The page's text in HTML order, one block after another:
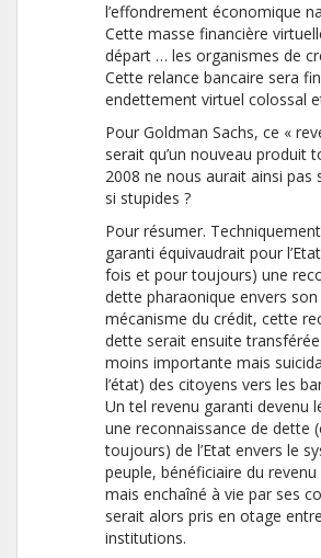
l’effondrement économique
Cette masse financière
départ … les organismes de
Cette relance bancaire sera
endettement virtuel colossal
Pour Goldman Sachs, ce «
serait qu’un nouveau produit
2008 ne nous aurait ainsi pas
si stupides ?
Pour résumer.
garanti équivaudrait pour
fois et pour toujours) une
dette pharaonique envers son
mécanisme du crédit, cette
dette serait ensuite
moins importante mais
l’état) des citoyens vers les
Un tel revenu garanti devenu
une reconnaissance de dette
toujours) de l’Etat envers le
peuple, bénéficiaire du
mais enchaîné à vie par ses
serait alors pris en otage
institutions.